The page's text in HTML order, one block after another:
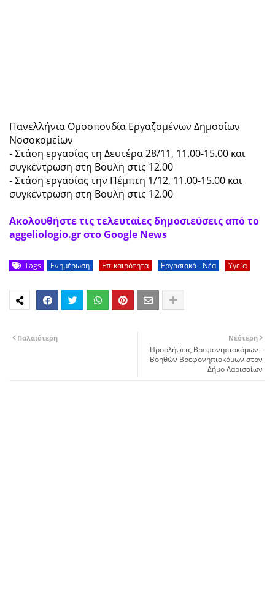
Πανελλήνια Ομοσπονδία Εργαζομένων Δημοσίων
Νοσοκομείων
- Στάση εργασίας τη Δευτέρα 28/11, 11.00-15.00 και
συγκέντρωση στη Βουλή στις 12.00
- Στάση εργασίας την Πέμπτη 1/12, 11.00-15.00 και
συγκέντρωση στη Βουλή στις 12.00
Ακολουθήστε τις τελευταίες δημοσιεύσεις από το
aggeliologio.gr στο Google News
Tags Ενημέρωση Επικαιρότητα Εργασιακά - Νέα Υγεία
Νεότερη
Προσλήψεις Βρεφονηπιοκόμων -
Βοηθών Βρεφονηπιοκόμων στον
Δήμο Λαρισαίων
Παλαιότερη